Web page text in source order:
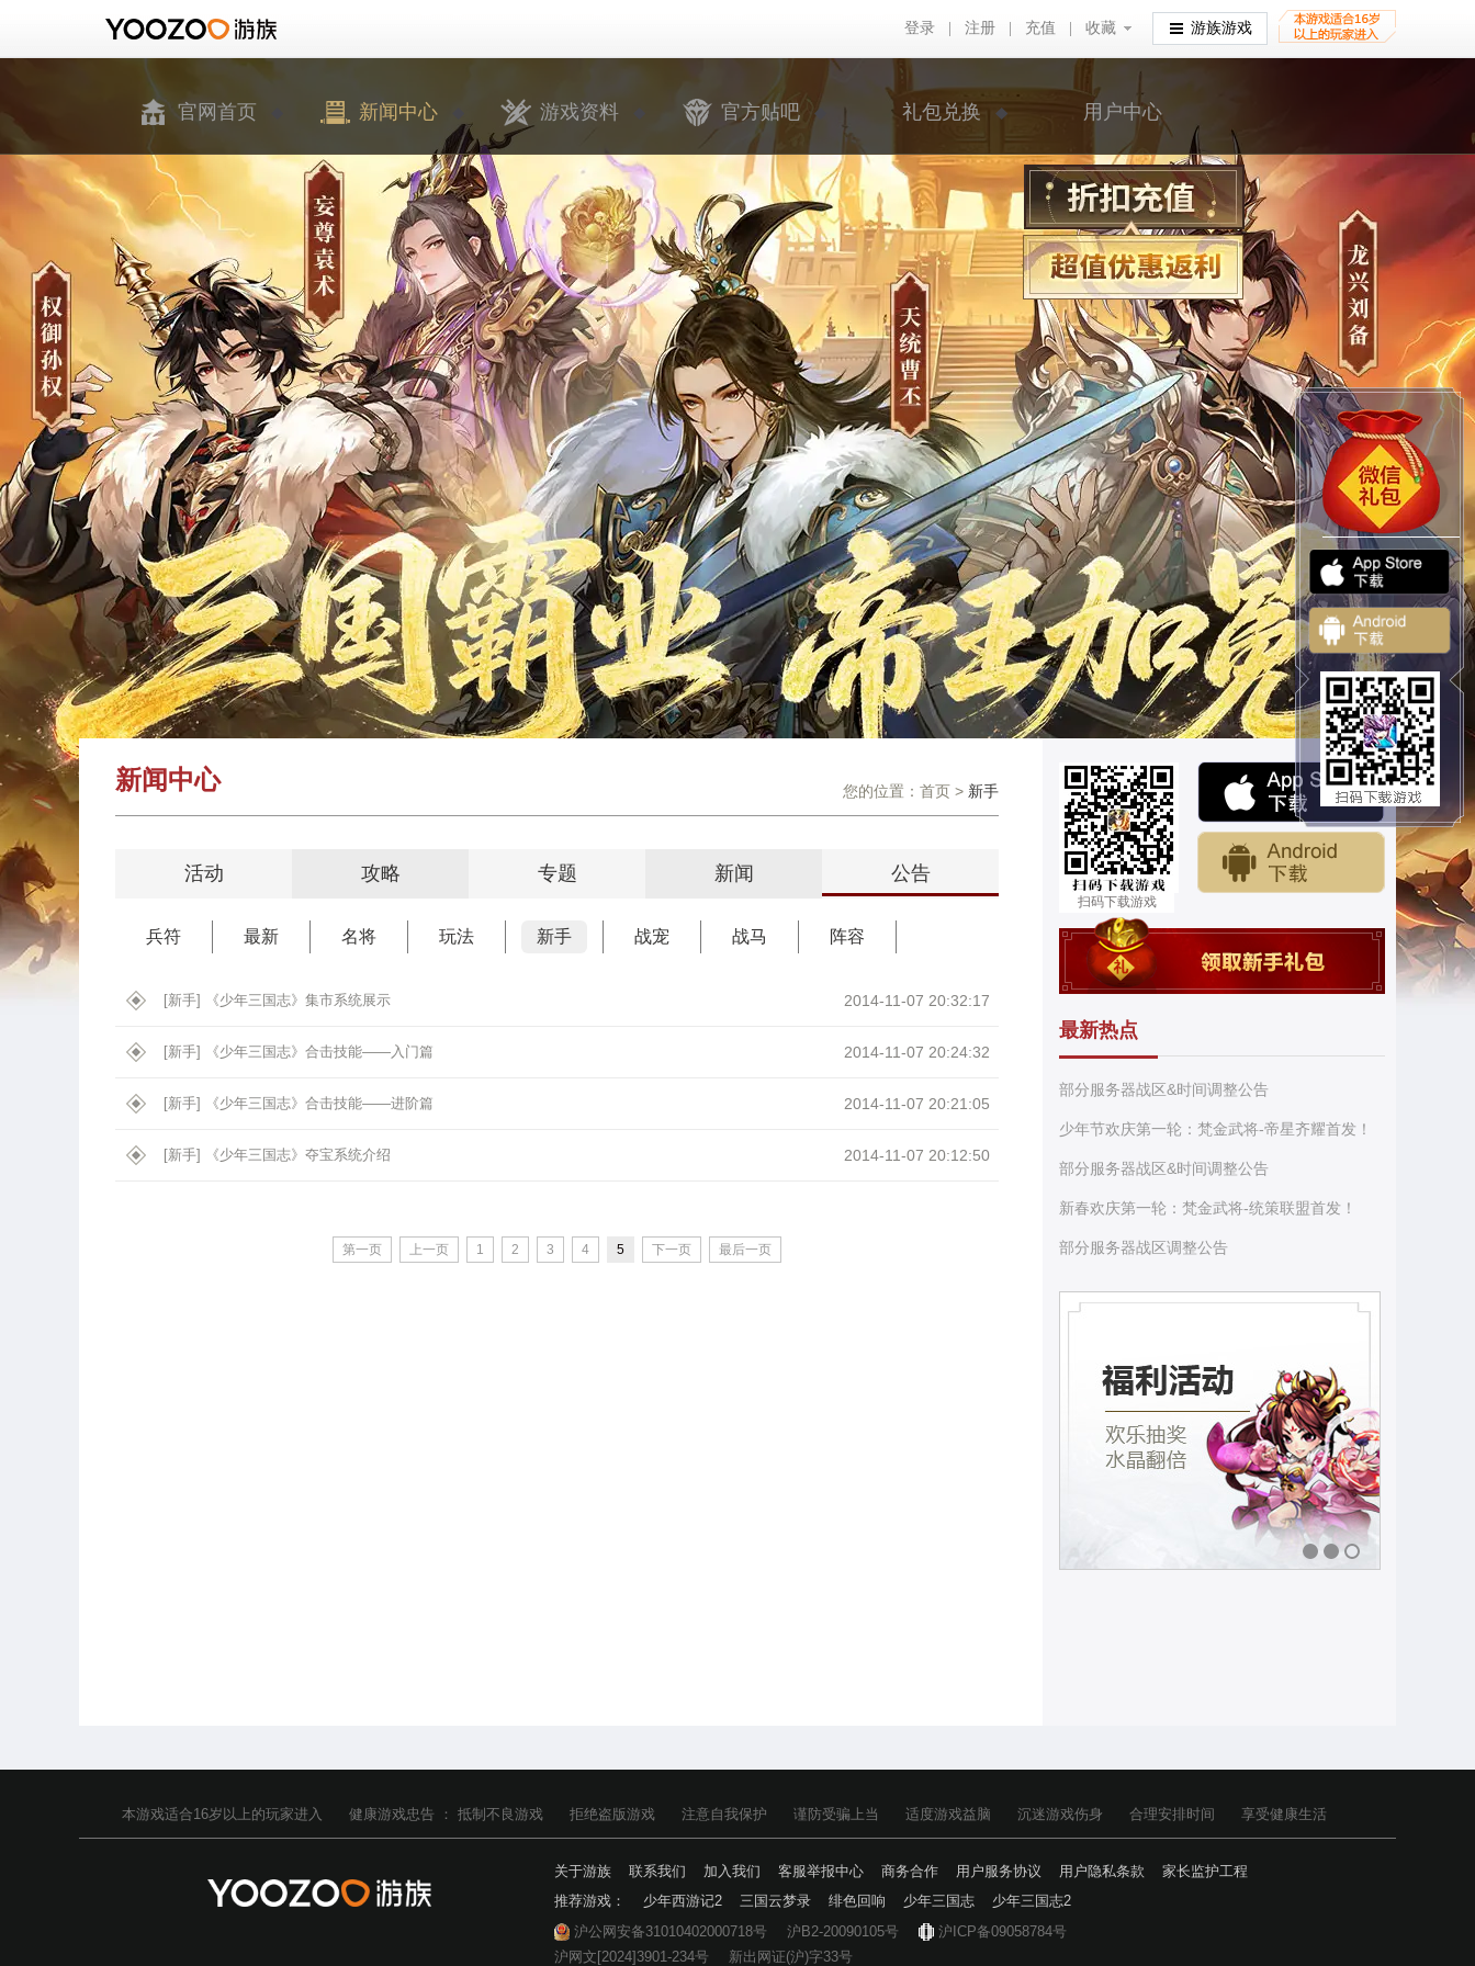
登录 注册 充值 收藏
收藏 游族游戏
官网首页 新闻中心 游戏资料 官方贴吧 礼包兑换 用户中心
新闻中心 您的位置： 首页 > 新手
活动 攻略 专题 新闻 公告
兵符 最新 名将 玩法 新手 战宠 战马 阵容
2014-11-07 20:32:17
[新手] 《少年三国志》集市系统展示
2014-11-07 20:24:32
[新手] 《少年三国志》合击技能——入门篇
2014-11-07 20:21:05
[新手] 《少年三国志》合击技能——进阶篇
2014-11-07 20:12:50
[新手] 《少年三国志》夺宝系统介绍
第一页 上一页 1 2 3 4 5 下一页 最后一页
扫码下载游戏
最新热点
部分服务器战区&时间调整公告
少年节欢庆第一轮：梵金武将-帝星齐耀首发！
部分服务器战区&时间调整公告
新春欢庆第一轮：梵金武将-统策联盟首发！
部分服务器战区调整公告
本游戏适合16岁以上的玩家进入 健康游戏忠告 ： 抵制不良游戏 拒绝盗版游戏 注意自我保护 谨防受骗上当 适度游戏益脑 沉迷游戏伤身 合理安排时间 享受健康生活
关于游族 联系我们 加入我们 客服举报中心 商务合作 用户服务协议 用户隐私条款
家长监护工程
推荐游戏：
少年西游记2 三国云梦录 绯色回响 少年三国志
少年三国志2
沪公网安备31010402000718号
沪B2-20090105号
沪ICP备09058784号
沪网文[2024]3901-234号
新出网证(沪)字33号